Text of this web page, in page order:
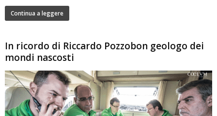
Continua a leggere
In ricordo di Riccardo Pozzobon geologo dei
mondi nascosti